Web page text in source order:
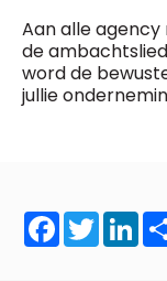
Aan alle
de
word de
jullie
Facebook
Twitter